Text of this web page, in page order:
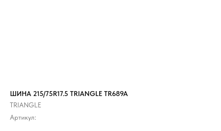
ШИНА 215/75R17.5 TRIANGLE TR689A
TRIANGLE
Артикул: